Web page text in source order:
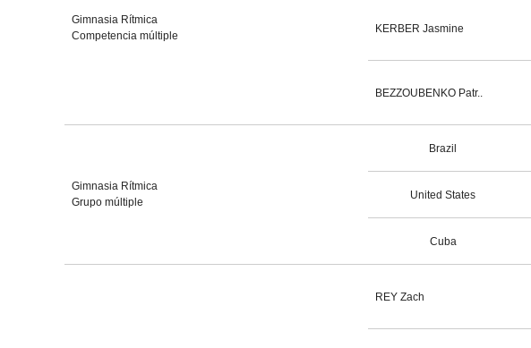
Gimnasia Rítmica
Competencia múltiple
KERBER Jasmine
BEZZOUBENKO Patr..
Gimnasia Rítmica
Grupo múltiple
Brazil
United States
Cuba
REY Zach